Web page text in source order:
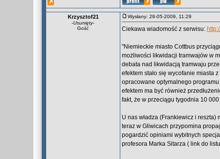
Krzysztof21
-Usunięty-
Gość
Wysłany: 28-05-2009, 11:29
Ciekawa wiadomość z serwisu:
"Niemieckie miasto Cottbus
możliwości likwidacji tramwajów w
debata nad likwidacją tramwaju
efektem stało się wycofanie miasta
opracowane optymalnego
efektem ma być również
fakt, że w przeciągu tygodnia 10
U nas władza (Frankiewicz i
teraz w Gliwicach przypomina
pogardzić opiniami wybitnych
profesora Marka Sitarza ( link do